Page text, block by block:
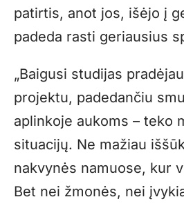
patirtis, anot jos, išėjo į
padeda rasti geriausius
„Baigusi studijas
projektu, padedančiu
aplinkoje aukoms – teko
situacijų. Ne mažiau
nakvynės namuose, kur
Bet nei žmonės, nei